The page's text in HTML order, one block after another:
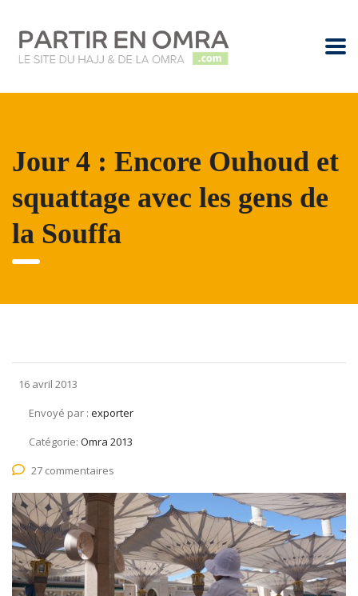
Jour 4 : Encore Ouhoud et
squattage avec les gens de
la Souffa
16 avril 2013
Envoyé par : exporter
Catégorie: Omra 2013
27 commentaires